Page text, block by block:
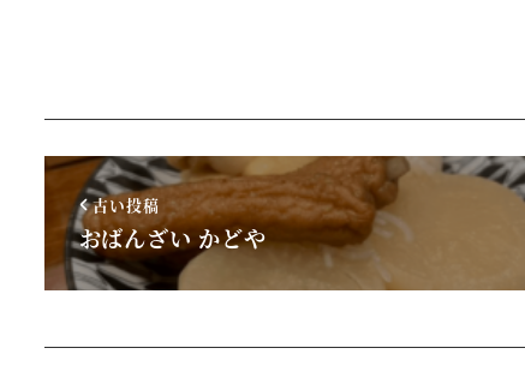
古い投稿
おばんざい かどや